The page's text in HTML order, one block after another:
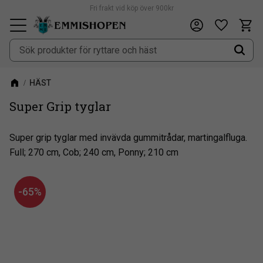
Meny
Fri frakt vid köp över 900kr
HÄST
Super Grip tyglar
Super grip tyglar med invävda gummitrådar, martingalfluga.
Full; 270 cm, Cob; 240 cm, Ponny; 210 cm
65%